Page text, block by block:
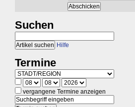
Suchen
Hilfe
Termine
vergangene Termine anzeigen